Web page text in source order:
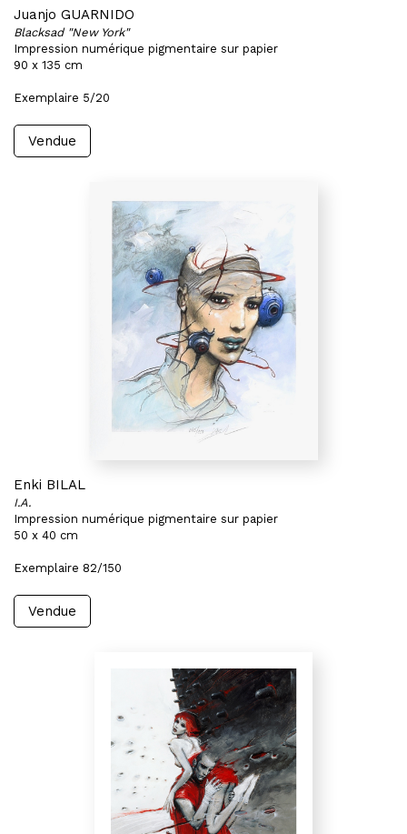
Juanjo GUARNIDO
Blacksad "New York"
Impression numérique pigmentaire sur papier
90 x 135 cm
Exemplaire 5/20
Vendue
Enki BILAL
I.A.
Impression numérique pigmentaire sur papier
50 x 40 cm
Exemplaire 82/150
Vendue